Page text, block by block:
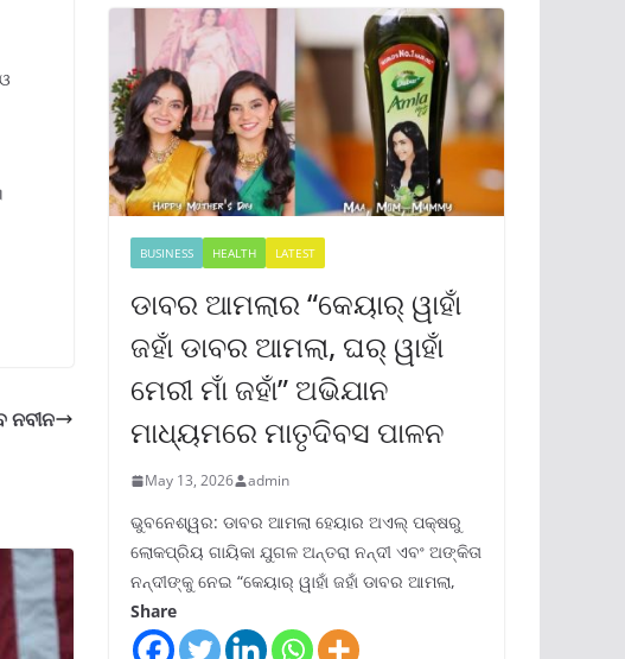
ନବୀନ
BUSINESS HEALTH LATEST
ଡାବର ଆମଲାର “କେୟାର୍ ୱାହାଁ
ଜହାଁ ଡାବର ଆମଲା, ଘର୍ ୱାହାଁ
ମେରୀ ମାଁ ଜହାଁ” ଅଭିଯାନ
ମାଧ୍ୟମରେ ମାତୃଦିବସ ପାଳନ
May 13, 2026 admin
ଭୁବନେଶ୍ୱର: ଡାବର ଆମଲା ହେୟାର ଅଏଲ୍ ପକ୍ଷରୁ
ଲୋକପ୍ରିୟ ଗାୟିକା ଯୁଗଳ ଅନ୍ତରା ନନ୍ଦୀ ଏବଂ ଅଙ୍କିତା
ନନ୍ଦୀଙ୍କୁ ନେଇ “କେୟାର୍ ୱାହାଁ ଜହାଁ ଡାବର ଆମଲା,
Share